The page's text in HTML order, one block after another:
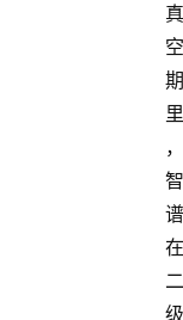
真
空
期
里
，
智
谱
在
二
级